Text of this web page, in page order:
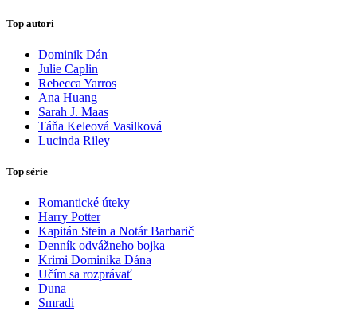
Top autori
Dominik Dán
Julie Caplin
Rebecca Yarros
Ana Huang
Sarah J. Maas
Táňa Keleová Vasilková
Lucinda Riley
Top série
Romantické úteky
Harry Potter
Kapitán Stein a Notár Barbarič
Denník odvážneho bojka
Krimi Dominika Dána
Učím sa rozprávať
Duna
Smradi